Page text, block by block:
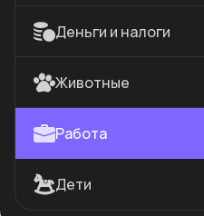
Деньги и налоги
Животные
Работа
Дети